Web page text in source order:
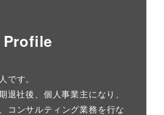
Profile
です。
退社後、個人事業主になり、
コンサルティング業務を行な